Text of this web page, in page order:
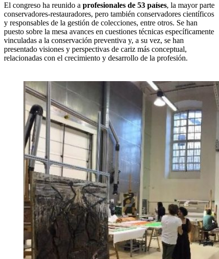
El congreso ha reunido a profesionales de 53 países, la mayor parte
conservadores-restauradores, pero también conservadores científicos
y responsables de la gestión de colecciones, entre otros. Se han
puesto sobre la mesa avances en cuestiones técnicas específicamente
vinculadas a la conservación preventiva y, a su vez, se han
presentado visiones y perspectivas de cariz más conceptual,
relacionadas con el crecimiento y desarrollo de la profesión.